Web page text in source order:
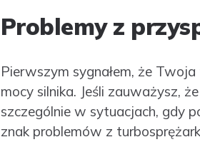
Problemy z
Pierwszym sygnałem, że
mocy silnika. Jeśli zauważysz,
szczególnie w sytuacjach, gdy
znak problemów z